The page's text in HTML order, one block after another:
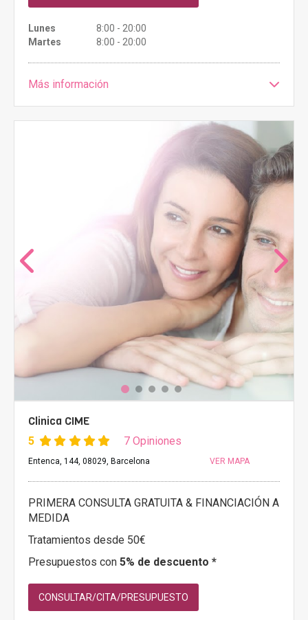
Lunes
8:00 - 20:00
Martes
8:00 - 20:00
Más información
Clinica CIME
5 7 Opiniones
Entenca, 144, 08029, Barcelona VER MAPA
PRIMERA CONSULTA GRATUITA & FINANCIACIÓN A
MEDIDA
Tratamientos desde 50€
Presupuestos con 5% de descuento *
CONSULTAR/CITA/PRESUPUESTO